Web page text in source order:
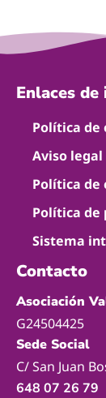
Enlaces
Política de
Aviso legal
Política de
Política de
Sistema
Contacto
Asociación
G24504425
Sede Social
C/ San Juan
648 07 26 79